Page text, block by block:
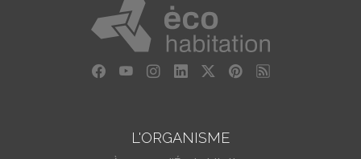
L'ORGANISME